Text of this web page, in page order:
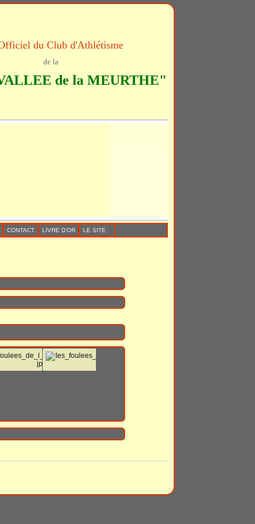
du Club d'Athlétisme
de la
de la MEURTHE"
CONTACT LIVRE D’OR LE SITE